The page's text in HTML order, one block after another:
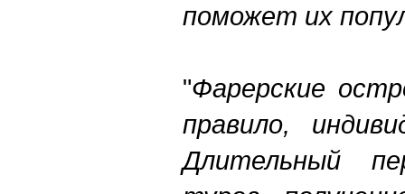
поможет их
"Фарерские
правило,
Длительный